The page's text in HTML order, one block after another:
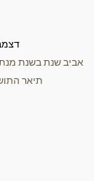
דצמבר 29, 2014
שנת בשנת מנתה
תיאר התושבים